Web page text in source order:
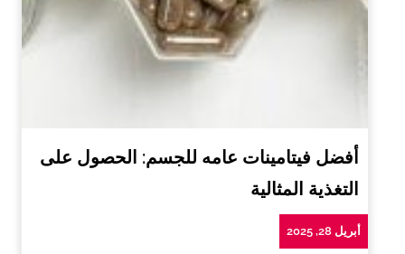
أفضل فيتامينات عامه للجسم: الحصول على
التغذية المثالية
أبريل 28, 2025